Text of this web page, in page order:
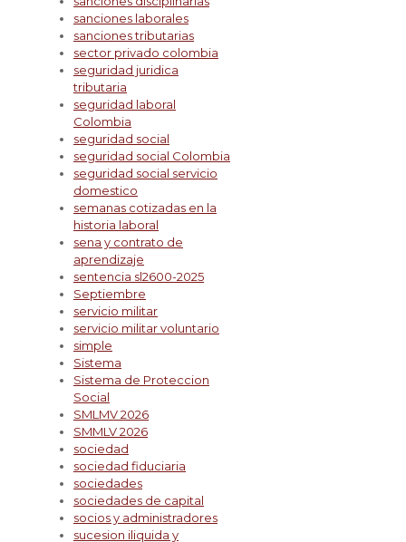
sanciones laborales
sanciones tributarias
sector privado colombia
seguridad juridica
tributaria
seguridad laboral
Colombia
seguridad social
seguridad social Colombia
seguridad social servicio
domestico
semanas cotizadas en la
historia laboral
sena y contrato de
aprendizaje
sentencia sl2600-2025
Septiembre
servicio militar
servicio militar voluntario
simple
Sistema
Sistema de Proteccion
Social
SMLMV 2026
SMMLV 2026
sociedad
sociedad fiduciaria
sociedades
sociedades de capital
socios y administradores
sucesion iliquida y